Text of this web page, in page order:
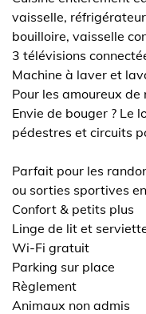
vaisselle,
bouilloire, vaisselle
3 télévisions
Machine à laver et
Pour les amoureux
Envie de bouger ? Le
pédestres et circuits
Parfait pour les
ou sorties sportives
Confort & petits plus
Linge de lit et
Wi-Fi gratuit
Parking sur place
Règlement
Animaux non admis